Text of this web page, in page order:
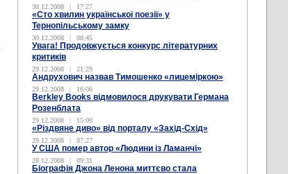
30.12.2008 | 17:27
«Сто хвилин української поезії» у
Тернопільському замку
30.12.2008 | 08:45
Увага! Продовжується конкурс літературних
критиків
29.12.2008 | 21:29
Андрухович назвав Тимошенко «лицеміркою»
29.12.2008 | 16:06
Berkley Books відмовилося друкувати Германа
Розенблата
29.12.2008 | 15:00
«Різдвяне диво» від порталу «Захід-Схід»
29.12.2008 | 07:27
У США помер автор «Людини із Ламанчі»
28.12.2008 | 09:31
Біографія Джона Ленона миттєво стала